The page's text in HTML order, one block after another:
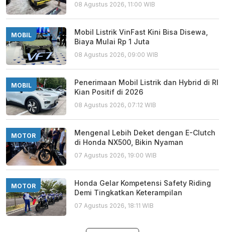
08 Agustus 2026, 11:00 WIB
MOBIL
Mobil Listrik VinFast Kini Bisa Disewa,
Biaya Mulai Rp 1 Juta
08 Agustus 2026, 09:00 WIB
MOBIL
Penerimaan Mobil Listrik dan Hybrid di RI
Kian Positif di 2026
08 Agustus 2026, 07:12 WIB
MOTOR
Mengenal Lebih Deket dengan E-Clutch
di Honda NX500, Bikin Nyaman
07 Agustus 2026, 19:00 WIB
MOTOR
Honda Gelar Kompetensi Safety Riding
Demi Tingkatkan Keterampilan
07 Agustus 2026, 18:11 WIB